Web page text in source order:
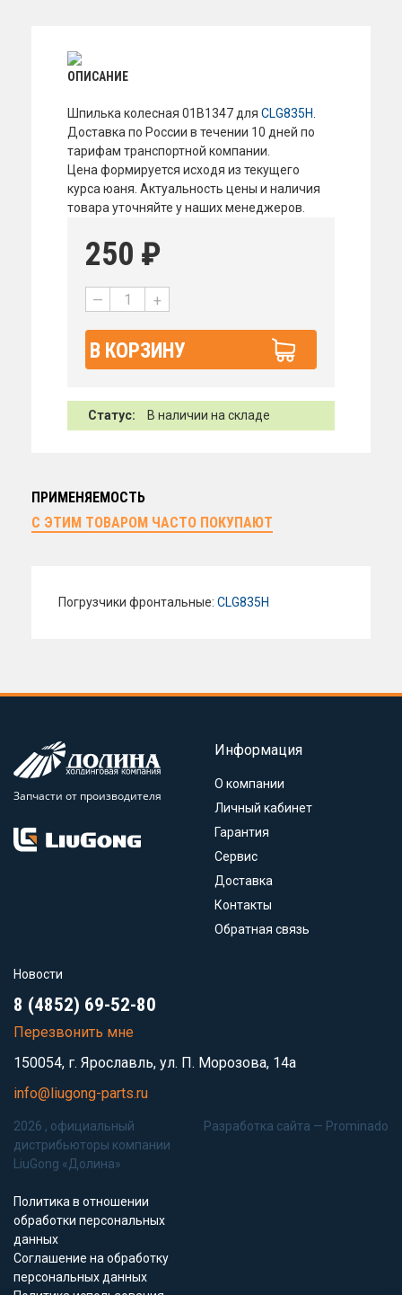
ОПИСАНИЕ
Шпилька колесная 01B1347 для CLG835H
Доставка по России в течении 10 дней по
тарифам транспортной компании.
Цена формируется исходя из текущего
курса юаня. Актуальность цены и наличия
товара уточняйте у наших менеджеров.
250 ₽
— +
В КОРЗИНУ
Статус: В наличии на складе
ПРИМЕНЯЕМОСТЬ
С ЭТИМ ТОВАРОМ ЧАСТО ПОКУПАЮТ
Погрузчики фронтальные: CLG835H
Запчасти от производителя
Информация
О компании
Личный кабинет
Гарантия
Сервис
Доставка
Контакты
Обратная связь
Новости
8 (4852) 69-52-80
Перезвонить мне
150054, г. Ярославль, ул. П. Морозова, 14а
info@liugong-parts.ru
2026 , официальный
дистрибьюторы компании
LiuGong «Долина»
Политика в отношении
обработки персональных
данных
Соглашение на обработку
персональных данных
Разработка сайта — Prominado